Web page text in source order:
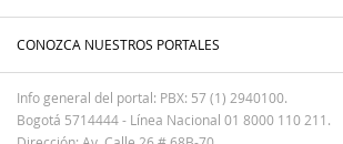
CONOZCA NUESTROS PORTALES
Info general del portal: PBX: 57 (1) 2940100.
Bogotá 5714444 - Línea Nacional 01 8000 110 211.